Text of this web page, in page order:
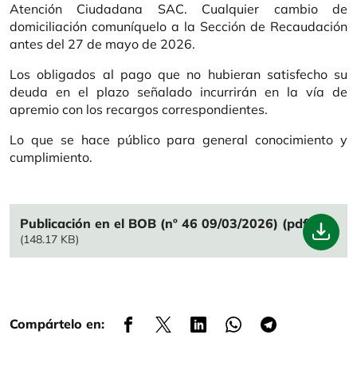
Atención Ciudadana SAC. Cualquier cambio de
domiciliación comuníquelo a la Sección de Recaudación
antes del 27 de mayo de 2026.
Los obligados al pago que no hubieran satisfecho su
deuda en el plazo señalado incurrirán en la vía de
apremio con los recargos correspondientes.
Lo que se hace público para general conocimiento y
cumplimiento.
File
Publicación en el BOB (nº 46 09/03/2026) (pdf)
(148.17 KB)
Compártelo en: